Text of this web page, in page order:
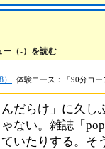
ー（-）を読む
体験コース：「90分コ
だらけ」に久し
ない。雑誌「
いたりする。そ